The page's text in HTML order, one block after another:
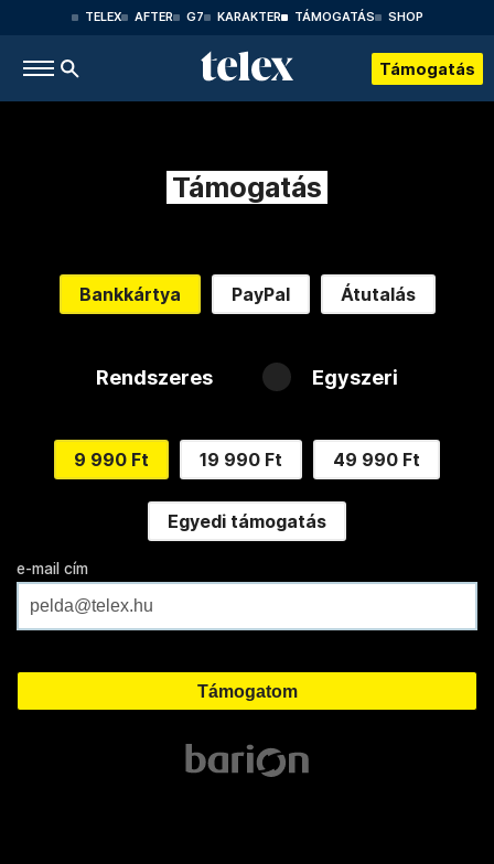
TELEX AFTER G7 KARAKTER TÁMOGATÁS SHOP
Támogatás
Támogatás
Bankkártya PayPal Átutalás
Rendszeres Egyszeri
9 990 Ft 19 990 Ft 49 990 Ft
Egyedi támogatás
e-mail cím